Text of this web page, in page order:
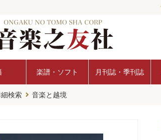
楽譜・ソフト 月刊誌・季刊誌
検索 音楽と越境